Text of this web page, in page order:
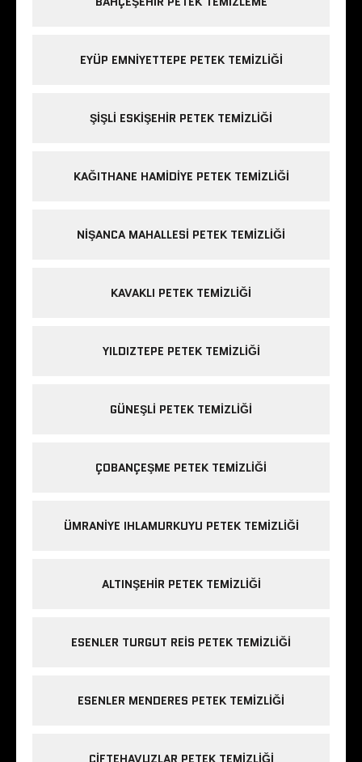
EYÜP EMNIYETTEPE PETEK TEMIZLIĞI
ŞIŞLI ESKIŞEHIR PETEK TEMIZLIĞI
KAĞITHANE HAMIDIYE PETEK TEMIZLIĞI
NIŞANCA MAHALLESI PETEK TEMIZLIĞI
KAVAKLI PETEK TEMIZLIĞI
YILDIZTEPE PETEK TEMIZLIĞI
GÜNEŞLI PETEK TEMIZLIĞI
ÇOBANÇEŞME PETEK TEMIZLIĞI
ÜMRANIYE IHLAMURKUYU PETEK TEMIZLIĞI
ALTINŞEHIR PETEK TEMIZLIĞI
ESENLER TURGUT REIS PETEK TEMIZLIĞI
ESENLER MENDERES PETEK TEMIZLIĞI
ÇIFTEHAVUZLAR PETEK TEMIZLIĞI